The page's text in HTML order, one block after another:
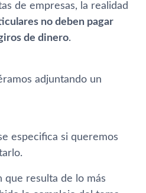
de empresas, la realidad
no deben pagar
de dinero.
adjuntando un
especifica si queremos
que resulta de lo más